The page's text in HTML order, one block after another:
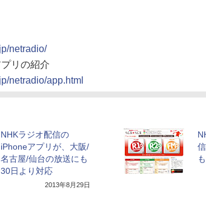
netradio/
リの紹介
netradio/app.html
NHKラジオ配信の
iPhoneアプリが、大阪/
名古屋/仙台の放送にも
30日より対応
2013年8月29日